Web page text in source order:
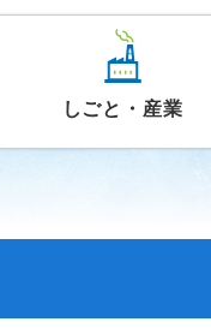
しごと・産業